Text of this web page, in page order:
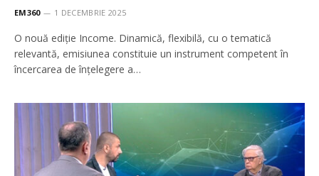
EM360 1 DECEMBRIE 2025
O nouă ediție Income. Dinamică, flexibilă, cu o tematică
relevantă, emisiunea constituie un instrument competent în
încercarea de înţelegere a…